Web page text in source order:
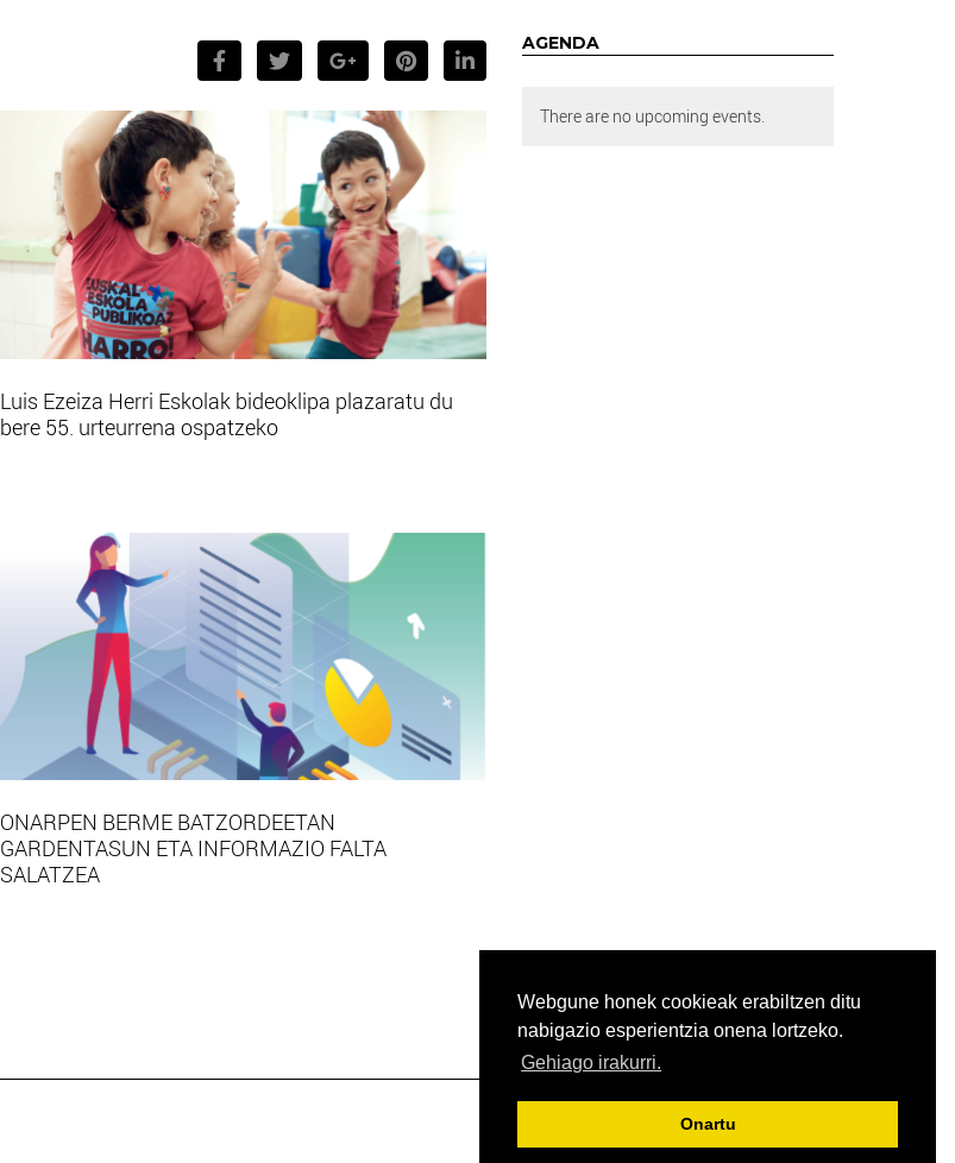
Webgune honek cookieak erabiltzen ditu
nabigazio esperientzia onena lortzeko.
Gehiago irakurri.
Onartu
Luis Ezeiza Herri Eskolak bideoklipa plazaratu du
bere 55. urteurrena ospatzeko
ONARPEN BERME BATZORDEETAN
GARDENTASUN ETA INFORMAZIO FALTA
SALATZEA
AGENDA
There are no upcoming events.